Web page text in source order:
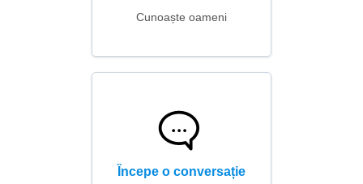
Cunoaște oameni
Începe o conversație